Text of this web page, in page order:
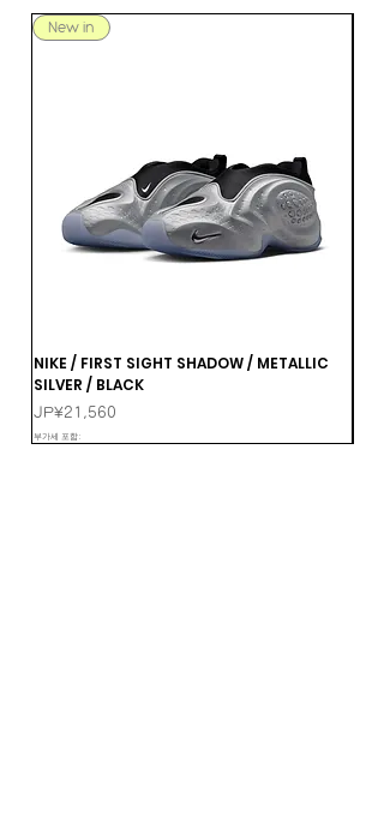
New in
NIKE / FIRST SIGHT SHADOW / METALLIC
SILVER / BLACK
가격
JP¥21,560
부가세 포함: